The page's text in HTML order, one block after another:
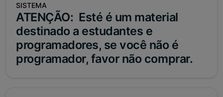
SISTEMA
ATENÇÃO: Esté é um material
destinado a estudantes e
programadores, se você não é
programador, favor não comprar.